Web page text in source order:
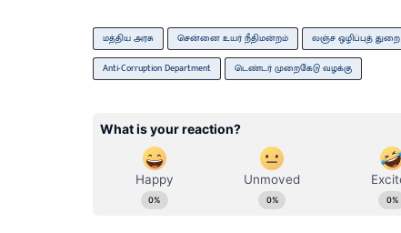
மத்திய அரசு சென்னை உயர் நீதிமன்றம் லஞ்ச ஒழிப்புத் துறை
Anti-Corruption Department டெண்டர் முறைகேடு வழக்கு